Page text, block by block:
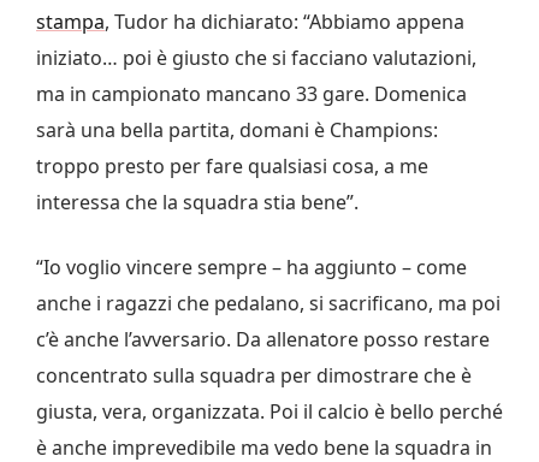
stampa, Tudor ha dichiarato: “Abbiamo appena
iniziato… poi è giusto che si facciano valutazioni,
ma in campionato mancano 33 gare. Domenica
sarà una bella partita, domani è Champions:
troppo presto per fare qualsiasi cosa, a me
interessa che la squadra stia bene”.
“Io voglio vincere sempre – ha aggiunto – come
anche i ragazzi che pedalano, si sacrificano, ma poi
c’è anche l’avversario. Da allenatore posso restare
concentrato sulla squadra per dimostrare che è
giusta, vera, organizzata. Poi il calcio è bello perché
è anche imprevedibile ma vedo bene la squadra in